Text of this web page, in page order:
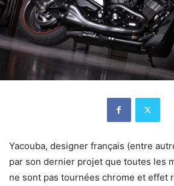
Yacouba, designer français (entre
par son dernier projet que toutes les
ne sont pas tournées chrome et effet